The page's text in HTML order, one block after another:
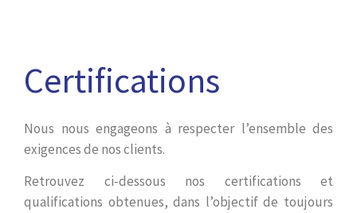
Certifications
Nous nous engageons à respecter l’ensemble des
exigences de nos clients.
Retrouvez ci-dessous nos certifications et
qualifications obtenues, dans l’objectif de toujours